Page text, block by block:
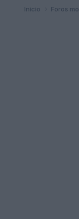
Inicio Foros